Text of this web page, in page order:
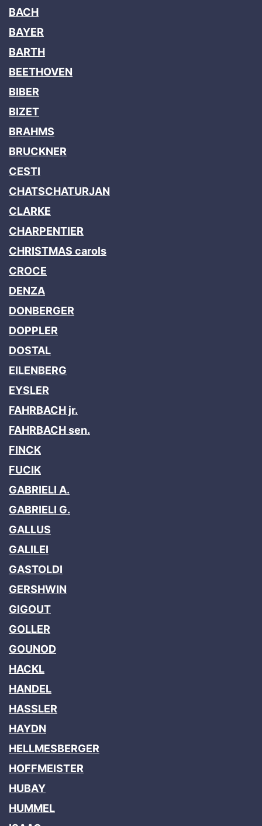
BACH
BAYER
BARTH
BEETHOVEN
BIBER
BIZET
BRAHMS
BRUCKNER
CESTI
CHATSCHATURJAN
CLARKE
CHARPENTIER
CHRISTMAS carols
CROCE
DENZA
DONBERGER
DOPPLER
DOSTAL
EILENBERG
EYSLER
FAHRBACH jr.
FAHRBACH sen.
FINCK
FUCIK
GABRIELI A.
GABRIELI G.
GALLUS
GALILEI
GASTOLDI
GERSHWIN
GIGOUT
GOLLER
GOUNOD
HACKL
HANDEL
HASSLER
HAYDN
HELLMESBERGER
HOFFMEISTER
HUBAY
HUMMEL